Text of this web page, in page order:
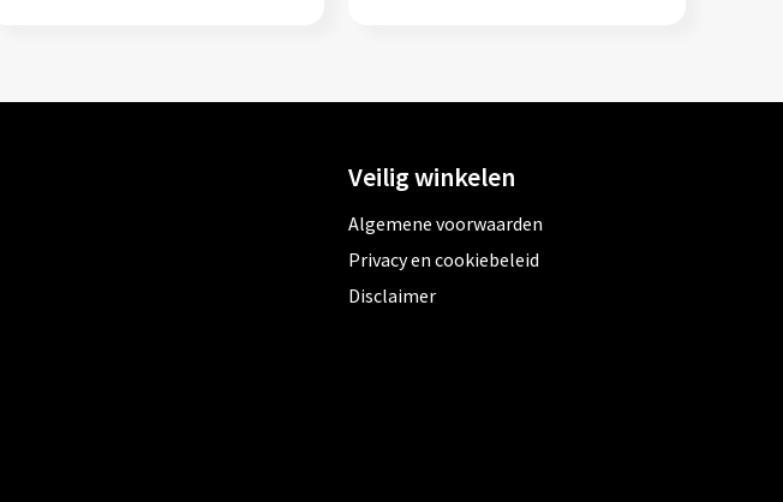
Veilig winkelen
Algemene voorwaarden
Privacy en cookiebeleid
Disclaimer